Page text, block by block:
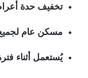
تخفيف حدة أعراض
مسكن عام
يُستعمل أثناء